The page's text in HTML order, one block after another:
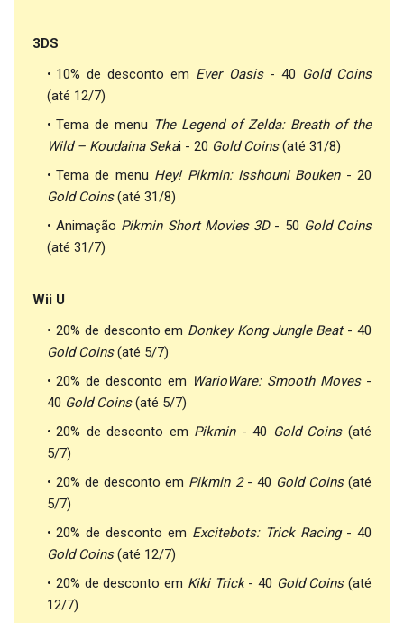
3DS
10% de desconto em Ever Oasis- 40 Gold Coins
(até 12/7)
Tema de menu The Legend of Zelda: Breath of the
Wild – Koudaina Sekai - 20 Gold Coins(até 31/8)
Tema de menu Hey! Pikmin: Isshouni Bouken- 20
Gold Coins(até 31/8)
Animação Pikmin Short Movies 3D- 50 Gold Coins
(até 31/7)
Wii U
20% de desconto em Donkey Kong Jungle Beat- 40
Gold Coins(até 5/7)
20% de desconto em WarioWare: Smooth Moves-
40 Gold Coins(até 5/7)
20% de desconto em Pikmin- 40 Gold Coins(até
5/7)
20% de desconto em Pikmin 2- 40 Gold Coins(até
5/7)
20% de desconto em Excitebots: Trick Racing- 40
Gold Coins(até 12/7)
20% de desconto em Kiki Trick- 40 Gold Coins(até
12/7)